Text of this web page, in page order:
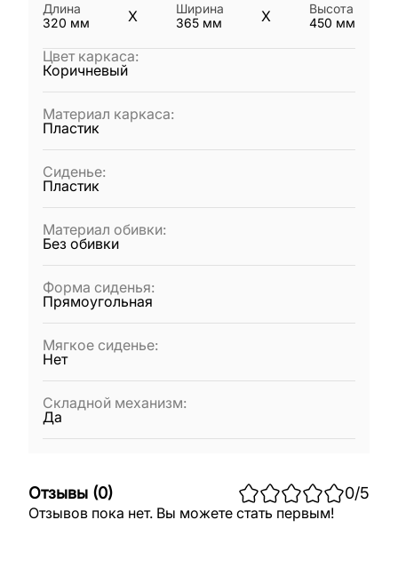
Длина
320 мм X
Ширина
365 мм X
Высота
450 мм
Цвет каркаса:
Коричневый
Материал каркаса:
Пластик
Сиденье:
Пластик
Материал обивки:
Без обивки
Форма сиденья:
Прямоугольная
Мягкое сиденье:
Нет
Складной механизм:
Да
Отзывы (0) 0/5
Отзывов пока нет. Вы можете стать первым!